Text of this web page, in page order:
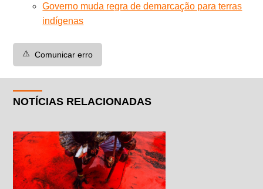
Governo muda regra de demarcação para terras
indígenas
⚠️ Comunicar erro
NOTÍCIAS RELACIONADAS